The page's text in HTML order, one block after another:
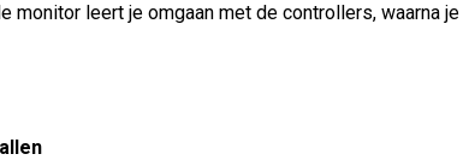
leert je omgaan met de controllers, waarna